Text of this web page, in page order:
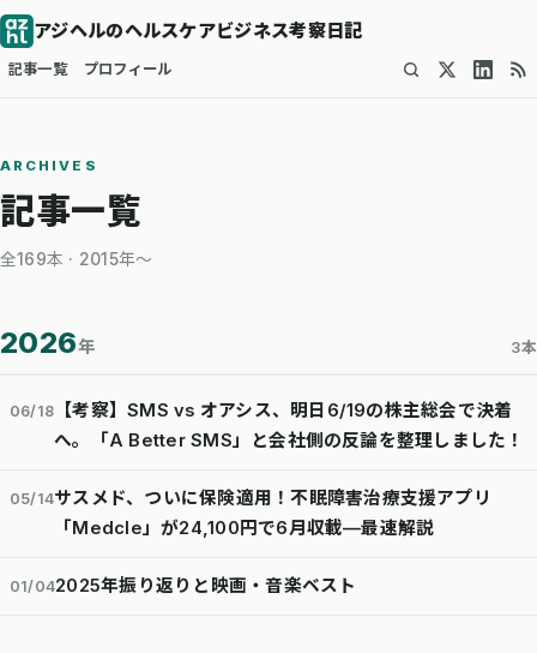
アジヘルのヘルスケアビジネス考察日記
記事一覧 プロフィール
ARCHIVES
記事一覧
全169本 · 2015年〜
2026年 3本
06/18
【考察】SMS vs オアシス、明日6/19の株主総会で決着
へ。「A Better SMS」と会社側の反論を整理しました！
05/14サスメド、ついに保険適用！不眠障害治療支援アプリ
「Medcle」が24,100円で6月収載—最速解説
01/042025年振り返りと映画・音楽ベスト